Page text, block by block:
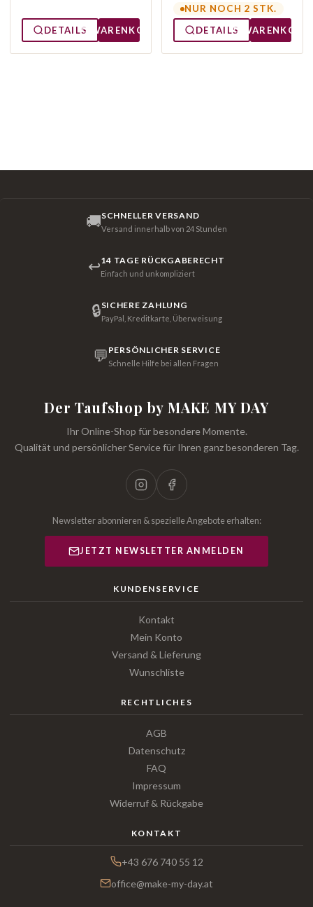
DETAILS WARENKORB
NUR NOCH 2 STK.
DETAILS
WARENKORB
🚚SCHNELLER VERSAND
Versand innerhalb von 24 Stunden
↩14 TAGE RÜCKGABERECHT
Einfach und unkompliziert
🔒SICHERE ZAHLUNG
PayPal, Kreditkarte, Überweisung
💬 PERSÖNLICHER SERVICE
Schnelle Hilfe bei allen Fragen
Der Taufshop by MAKE MY DAY
Ihr Online-Shop für besondere Momente.
Qualität und persönlicher Service für Ihren ganz besonderen Tag.
Newsletter abonnieren & spezielle Angebote erhalten:
JETZT NEWSLETTER ANMELDEN
KUNDENSERVICE
Kontakt
Mein Konto
Versand & Lieferung
Wunschliste
RECHTLICHES
AGB
Datenschutz
FAQ
Impressum
Widerruf & Rückgabe
KONTAKT
+43 676 740 55 12
office@make-my-day.at